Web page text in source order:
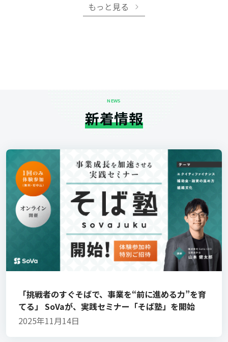
もっと見る
NEWS
新着情報
「挑戦者のすぐそばで、事業を“前に進める力”を育
てる」 SoVaが、実践セミナー「そば塾」を開始
2025年11月14日